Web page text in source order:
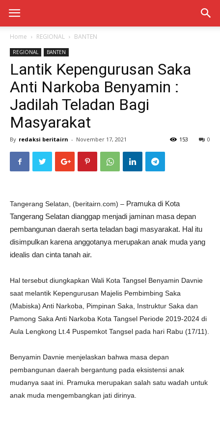
Home REGIONAL BANTEN
REGIONAL BANTEN
Lantik Kepengurusan Saka
Anti Narkoba Benyamin :
Jadilah Teladan Bagi
Masyarakat
By redaksi beritairn - November 17, 2021 0
153
Tangerang Selatan, (beritairn.com) – Pramuka di Kota
Tangerang Selatan dianggap menjadi jaminan masa depan
pembangunan daerah serta teladan bagi masyarakat. Hal itu
disimpulkan karena anggotanya merupakan anak muda yang
idealis dan cinta tanah air.
Hal tersebut diungkapkan Wali Kota Tangsel Benyamin Davnie
saat melantik Kepengurusan Majelis Pembimbing Saka
(Mabiska) Anti Narkoba, Pimpinan Saka, Instruktur Saka dan
Pamong Saka Anti Narkoba Kota Tangsel Periode 2019-2024 di
Aula Lengkong Lt.4 Puspemkot Tangsel pada hari Rabu (17/11).
Benyamin Davnie menjelaskan bahwa masa depan
pembangunan daerah bergantung pada eksistensi anak
mudanya saat ini. Pramuka merupakan salah satu wadah untuk
anak muda mengembangkan jati dirinya.